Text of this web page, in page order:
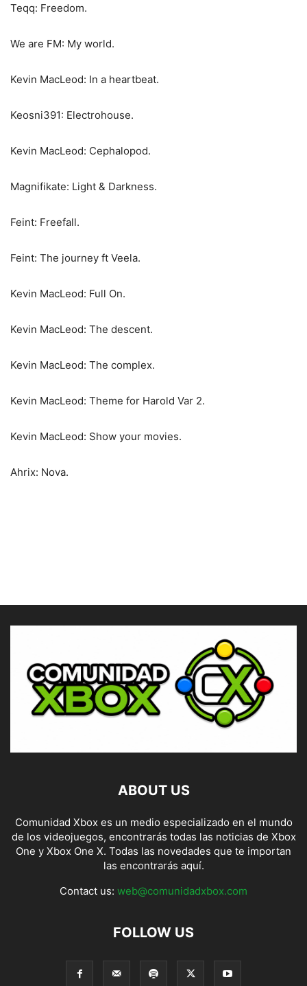
Teqq: Freedom.
We are FM: My world.
Kevin MacLeod: In a heartbeat.
Keosni391: Electrohouse.
Kevin MacLeod: Cephalopod.
Magnifikate: Light & Darkness.
Feint: Freefall.
Feint: The journey ft Veela.
Kevin MacLeod: Full On.
Kevin MacLeod: The descent.
Kevin MacLeod: The complex.
Kevin MacLeod: Theme for Harold Var 2.
Kevin MacLeod: Show your movies.
Ahrix: Nova.
ABOUT US
Comunidad Xbox es un medio especializado en el mundo
de los videojuegos, encontrarás todas las noticias de Xbox
One y Xbox One X. Todas las novedades que te importan
las encontrarás aquí.
Contact us: web@comunidadxbox.com
FOLLOW US